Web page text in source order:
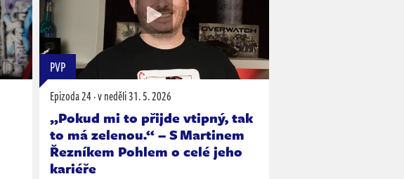
PVP
Epizoda 24·v neděli31. 5. 2026
„Pokud mi to přijde vtipný, tak
to má zelenou.“ – S Martinem
Řezníkem Pohlem o celé jeho
kariéře